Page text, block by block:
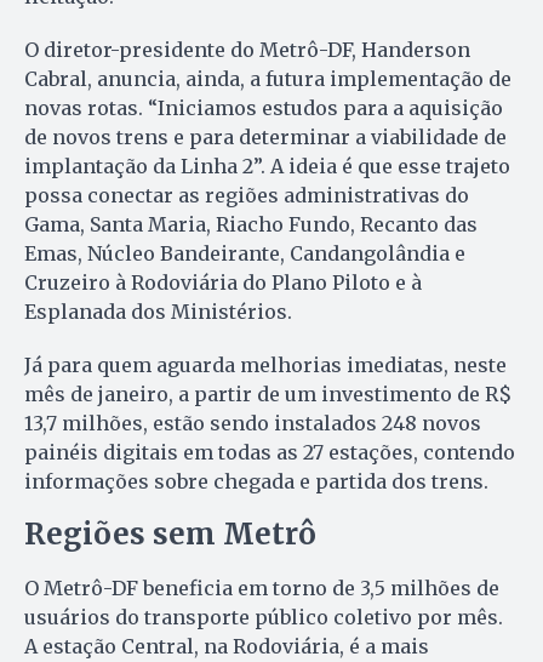
O diretor-presidente do Metrô-DF, Handerson
Cabral, anuncia, ainda, a futura implementação de
novas rotas. “Iniciamos estudos para a aquisição
de novos trens e para determinar a viabilidade de
implantação da Linha 2”. A ideia é que esse trajeto
possa conectar as regiões administrativas do
Gama, Santa Maria, Riacho Fundo, Recanto das
Emas, Núcleo Bandeirante, Candangolândia e
Cruzeiro à Rodoviária do Plano Piloto e à
Esplanada dos Ministérios.
Já para quem aguarda melhorias imediatas, neste
mês de janeiro, a partir de um investimento de R$
13,7 milhões, estão sendo instalados 248 novos
painéis digitais em todas as 27 estações, contendo
informações sobre chegada e partida dos trens.
Regiões sem Metrô
O Metrô-DF beneficia em torno de 3,5 milhões de
usuários do transporte público coletivo por mês.
A estação Central, na Rodoviária, é a mais